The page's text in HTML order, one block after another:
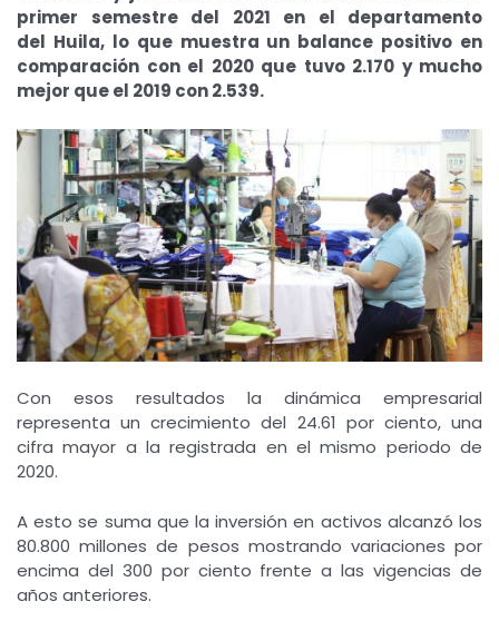
primer semestre del 2021 en el departamento
del Huila, lo que muestra un balance positivo en
comparación con el 2020 que tuvo 2.170 y mucho
mejor que el 2019 con 2.539.
Con esos resultados la dinámica empresarial
representa un crecimiento del 24.61 por ciento, una
cifra mayor a la registrada en el mismo periodo de
2020.
A esto se suma que la inversión en activos alcanzó los
80.800 millones de pesos mostrando variaciones por
encima del 300 por ciento frente a las vigencias de
años anteriores.